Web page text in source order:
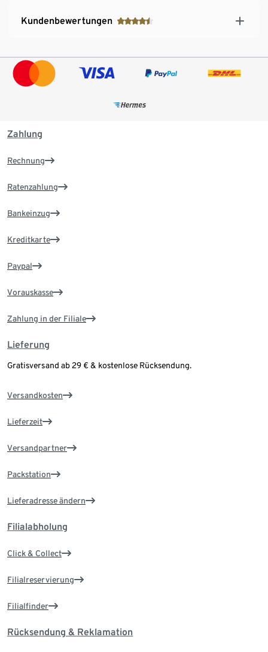
Kundenbewertungen
Zahlung
Rechnung
Ratenzahlung
Bankeinzug
Kreditkarte
Paypal
Vorauskasse
Zahlung in der Filiale
Lieferung
Gratisversand ab 29 € & kostenlose Rücksendung.
Versandkosten
Lieferzeit
Versandpartner
Packstation
Lieferadresse ändern
Filialabholung
Click & Collect
Filialreservierung
Filialfinder
Rücksendung & Reklamation